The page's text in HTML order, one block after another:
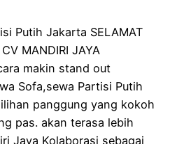
Putih Jakarta SELAMAT
MANDIRI JAYA
makin stand out
Sofa,sewa Partisi Putih
panggung yang kokoh
pas. akan terasa lebih
Jaya Kolaborasi sebagai